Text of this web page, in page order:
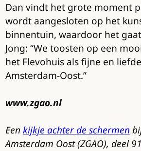
Dan vindt het grote moment
wordt aangesloten op het
binnentuin, waardoor het
Jong: “We toosten op een
het Flevohuis als fijne en
Amsterdam-Oost.”
www.zgao.nl
Een kijkje achter de schermen
Amsterdam Oost (ZGAO), deel